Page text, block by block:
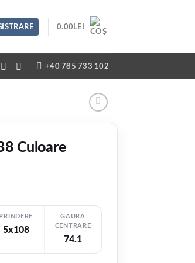
0.00 LEI
+40 785 733 102
Culoare
PRINDERE
5x108
GAURA
CENTRARE
74.1